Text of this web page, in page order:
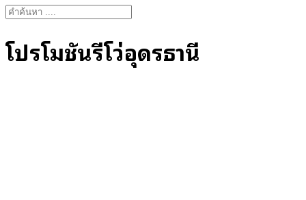
Search
โปรโมชั่นรีโว่อุดรธานี